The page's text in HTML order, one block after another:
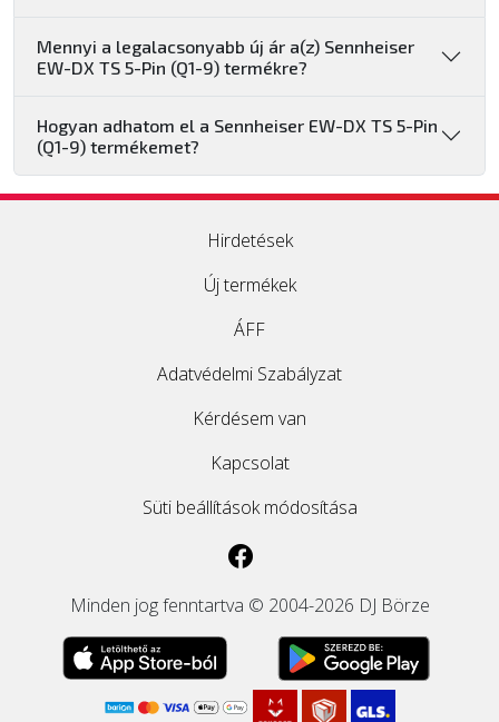
Mennyi a legalacsonyabb új ár a(z) Sennheiser
EW-DX TS 5-Pin (Q1-9) termékre?
Hogyan adhatom el a Sennheiser EW-DX TS 5-Pin
(Q1-9) termékemet?
Hirdetések
Új termékek
ÁFF
Adatvédelmi Szabályzat
Kérdésem van
Kapcsolat
Süti beállítások módosítása
Minden jog fenntartva © 2004-2026 DJ Börze